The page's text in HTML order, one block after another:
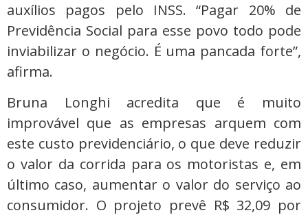
auxílios pagos pelo INSS. “Pagar 20% de
Previdência Social para esse povo todo pode
inviabilizar o negócio. É uma pancada forte”,
afirma.
Bruna Longhi acredita que é muito
improvável que as empresas arquem com
este custo previdenciário, o que deve reduzir
o valor da corrida para os motoristas e, em
último caso, aumentar o valor do serviço ao
consumidor. O projeto prevê R$ 32,09 por